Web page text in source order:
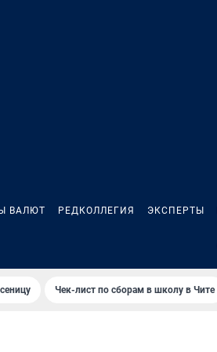
ВАЛЮТ РЕДКОЛЛЕГИЯ ЭКСПЕРТЫ
Чек-лист по сборам в школу в Чите